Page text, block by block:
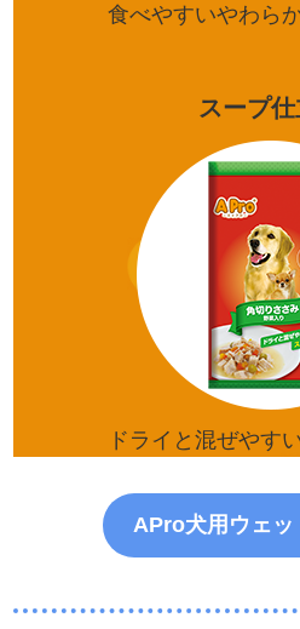
食べやすいやわら
スープ
ドライと混ぜやす
APro犬用ウェッ